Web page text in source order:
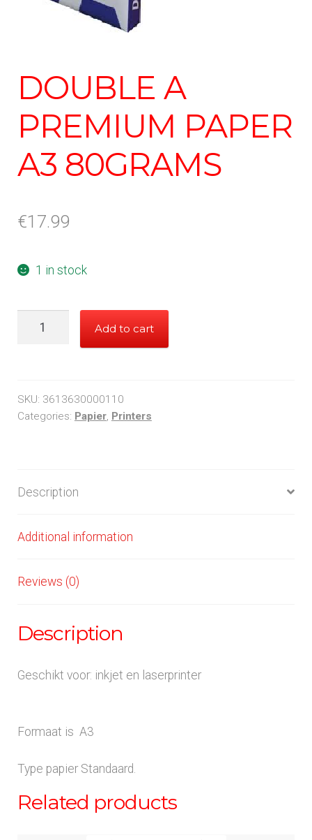
DOUBLE A
PREMIUM PAPER
A3 80GRAMS
€17.99
1 in stock
A3
80GRAMS
Add to cart
SKU: 3613630000110
Categories: Papier, Printers
Description
Additional information
Reviews (0)
Description
Geschikt voor: inkjet en laserprinter
Formaat is A3
Type papier Standaard.
Related products